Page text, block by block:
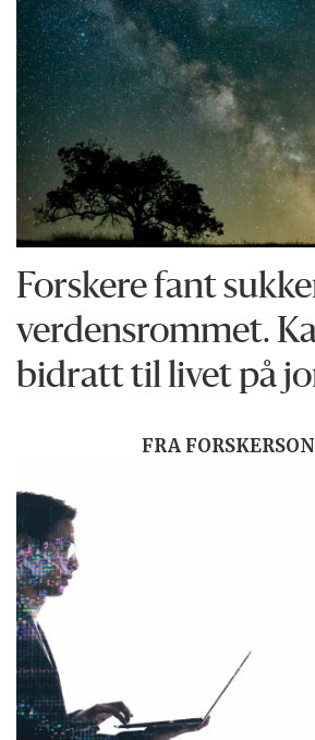
Forskere fant
verdensrommet.
bidratt til livet på
FRA